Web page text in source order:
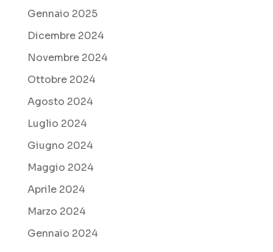
Gennaio 2025
Dicembre 2024
Novembre 2024
Ottobre 2024
Agosto 2024
Luglio 2024
Giugno 2024
Maggio 2024
Aprile 2024
Marzo 2024
Gennaio 2024